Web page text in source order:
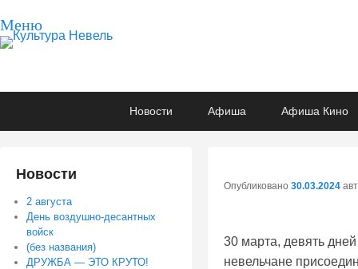
Меню
Культура Невель
Новости Афиша Афиша Кино
Опубликовано 30.03.2024
30 марта, девять
невельчане
Новости
2 августа
День воздушно-десантных
войск
(без названия)
ДРУЖБА — ЭТО КРУТО!